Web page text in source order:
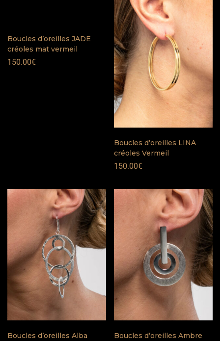
Boucles d’oreilles JADE
créoles mat vermeil
150.00€
Boucles d’oreilles LINA
créoles Vermeil
150.00€
Boucles d’oreilles Alba Boucles d’oreilles Ambre